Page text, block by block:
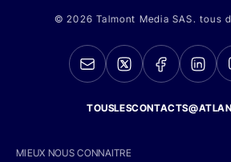
© 2026 Talmont Media SAS. tous
MIEUX NOUS CONNAITRE